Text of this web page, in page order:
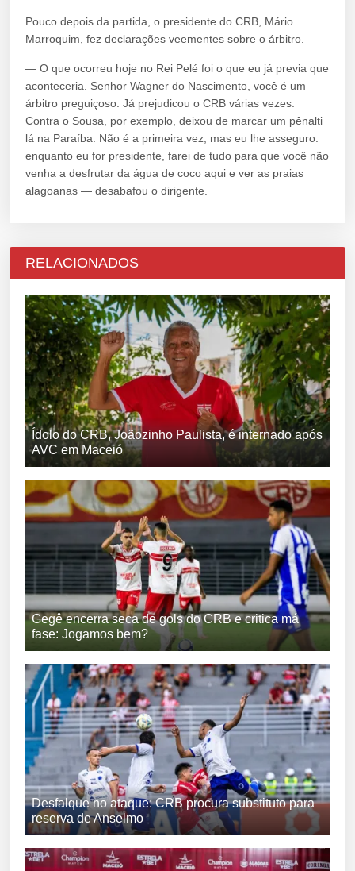
Pouco depois da partida, o presidente do CRB, Mário
Marroquim, fez declarações veementes sobre o árbitro.
— O que ocorreu hoje no Rei Pelé foi o que eu já previa que
aconteceria. Senhor Wagner do Nascimento, você é um
árbitro preguiçoso. Já prejudicou o CRB várias vezes.
Contra o Sousa, por exemplo, deixou de marcar um pênalti
lá na Paraíba. Não é a primeira vez, mas eu lhe asseguro:
enquanto eu for presidente, farei de tudo para que você não
venha a desfrutar da água de coco aqui e ver as praias
alagoanas — desabafou o dirigente.
RELACIONADOS
Ídolo do CRB, Joãozinho Paulista, é internado após
AVC em Maceió
Gegê encerra seca de gols do CRB e critica má
fase: Jogamos bem?
Desfalque no ataque: CRB procura substituto para
reserva de Anselmo